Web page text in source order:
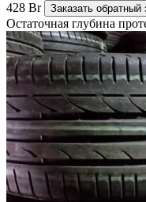
428 Br Заказать обратный
Остаточная глубина